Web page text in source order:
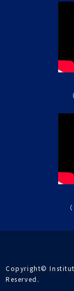
Copyright©
Reserved.